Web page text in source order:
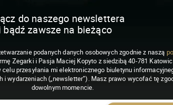
do naszego newslettera
bądź zawsze na bieżąco
podanych danych osobowych zgodnie z naszą
Zegarki i Pasja Maciej Kopyto z siedzibą 40-781
przesyłania mi elektronicznego biuletynu
i wydarzeniach („newsletter”). Masz prawo wycofać tę
dowolnym momencie.